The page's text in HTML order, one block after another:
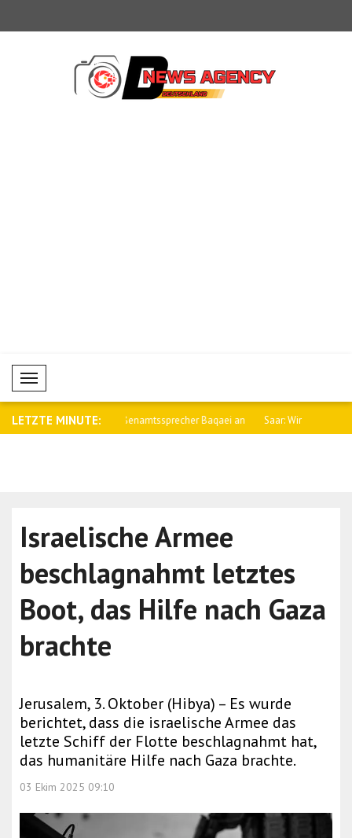
Mobil Menü
LETZTE MINUTE:
Baqaei an Saar: Wir werden die Beziehungen zu
Israelische Armee
beschlagnahmt letztes
Boot, das Hilfe nach Gaza
brachte
Jerusalem, 3. Oktober (Hibya) – Es wurde
berichtet, dass die israelische Armee das
letzte Schiff der Flotte beschlagnahmt hat,
das humanitäre Hilfe nach Gaza brachte.
03 Ekim 2025 09:10